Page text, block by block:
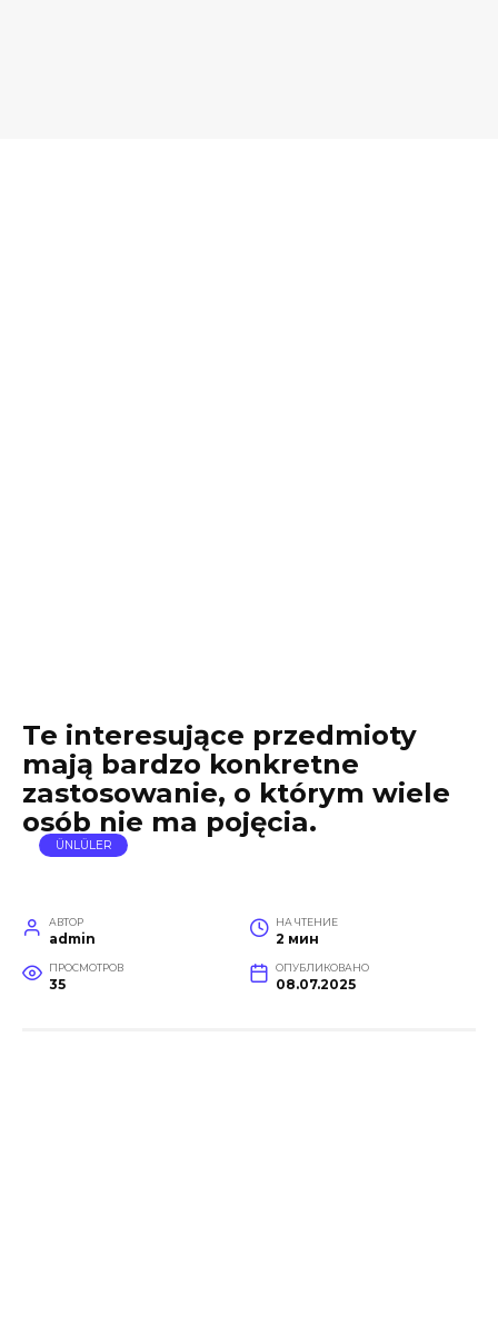
Te interesujące przedmioty
mają bardzo konkretne
zastosowanie, o którym wiele
osób nie ma pojęcia.
ÜNLÜLER
АВТОР
admin
НА ЧТЕНИЕ
2 мин
ПРОСМОТРОВ
35
ОПУБЛИКОВАНО
08.07.2025